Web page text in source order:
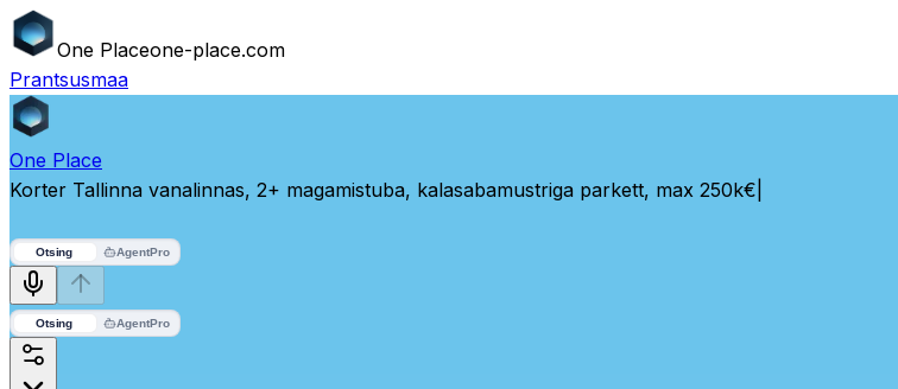
One Placeone-place.com
Prantsusmaa
One Place
Korter Tallinna vanalinnas, 2+ magamistuba, kalasabamustriga parkett, max 250k€
Otsing AgentPro
Otsing AgentPro